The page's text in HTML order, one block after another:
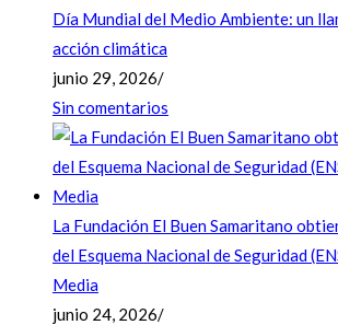
Día Mundial del Medio Ambiente: un
acción climática
junio 29, 2026/
Sin comentarios
La Fundación El Buen Samaritano
del Esquema Nacional de Seguridad
Media
junio 24, 2026/